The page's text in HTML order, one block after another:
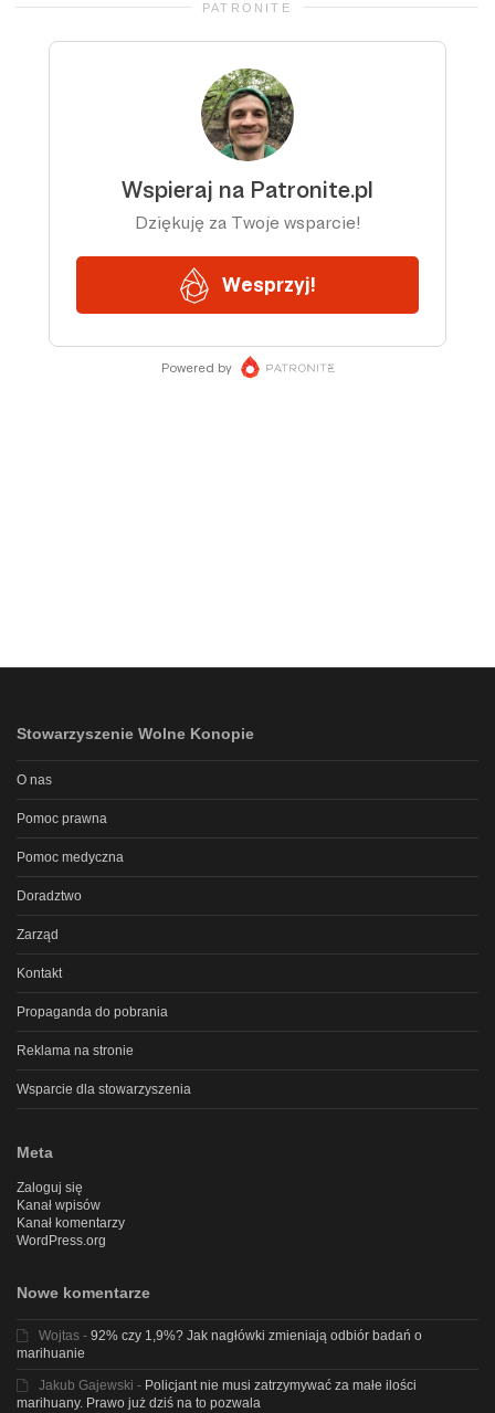
PATRONITE
Stowarzyszenie Wolne Konopie
O nas
Pomoc prawna
Pomoc medyczna
Doradztwo
Zarząd
Kontakt
Propaganda do pobrania
Reklama na stronie
Wsparcie dla stowarzyszenia
Meta
Zaloguj się
Kanał wpisów
Kanał komentarzy
WordPress.org
Nowe komentarze
Wojtas - 92% czy 1,9%? Jak nagłówki zmieniają odbiór badań o
marihuanie
Jakub Gajewski - Policjant nie musi zatrzymywać za małe ilości
marihuany. Prawo już dziś na to pozwala